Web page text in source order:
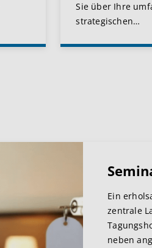
Sie über Ihre
strategischen…
Ein
zentrale
neben